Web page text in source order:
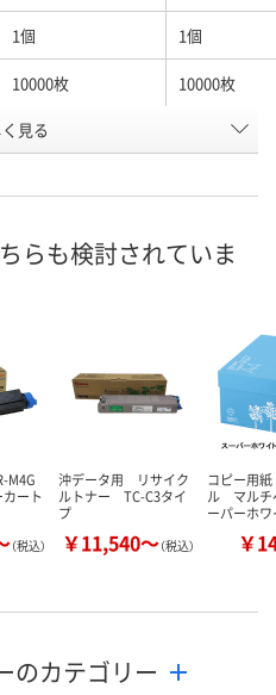
1個 1個
10000枚 10000枚
シアン ブラック
カゴへ カ
見る
らも検討されていま
M4G
ート
（税込）
沖データ用 リサイク
ルトナー TC-C3タイ
プ
￥11,540～（税込）
コピー用
ル マルチ
ーパーホワ
￥
のカテゴリー